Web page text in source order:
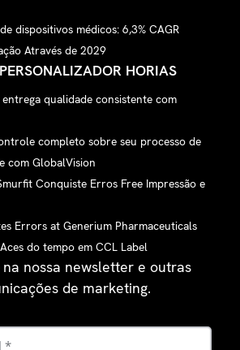
dispositivos médicos: 6,3% CAGR
Através de 2029
HORIAS
qualidade consistente com
completo sobre seu processo de
com GlobalVision
Conquiste Erros Free Impressão e
Errors at Generium Pharmaceuticals
do tempo em CCL Label
na nossa newsletter e outras
de marketing.